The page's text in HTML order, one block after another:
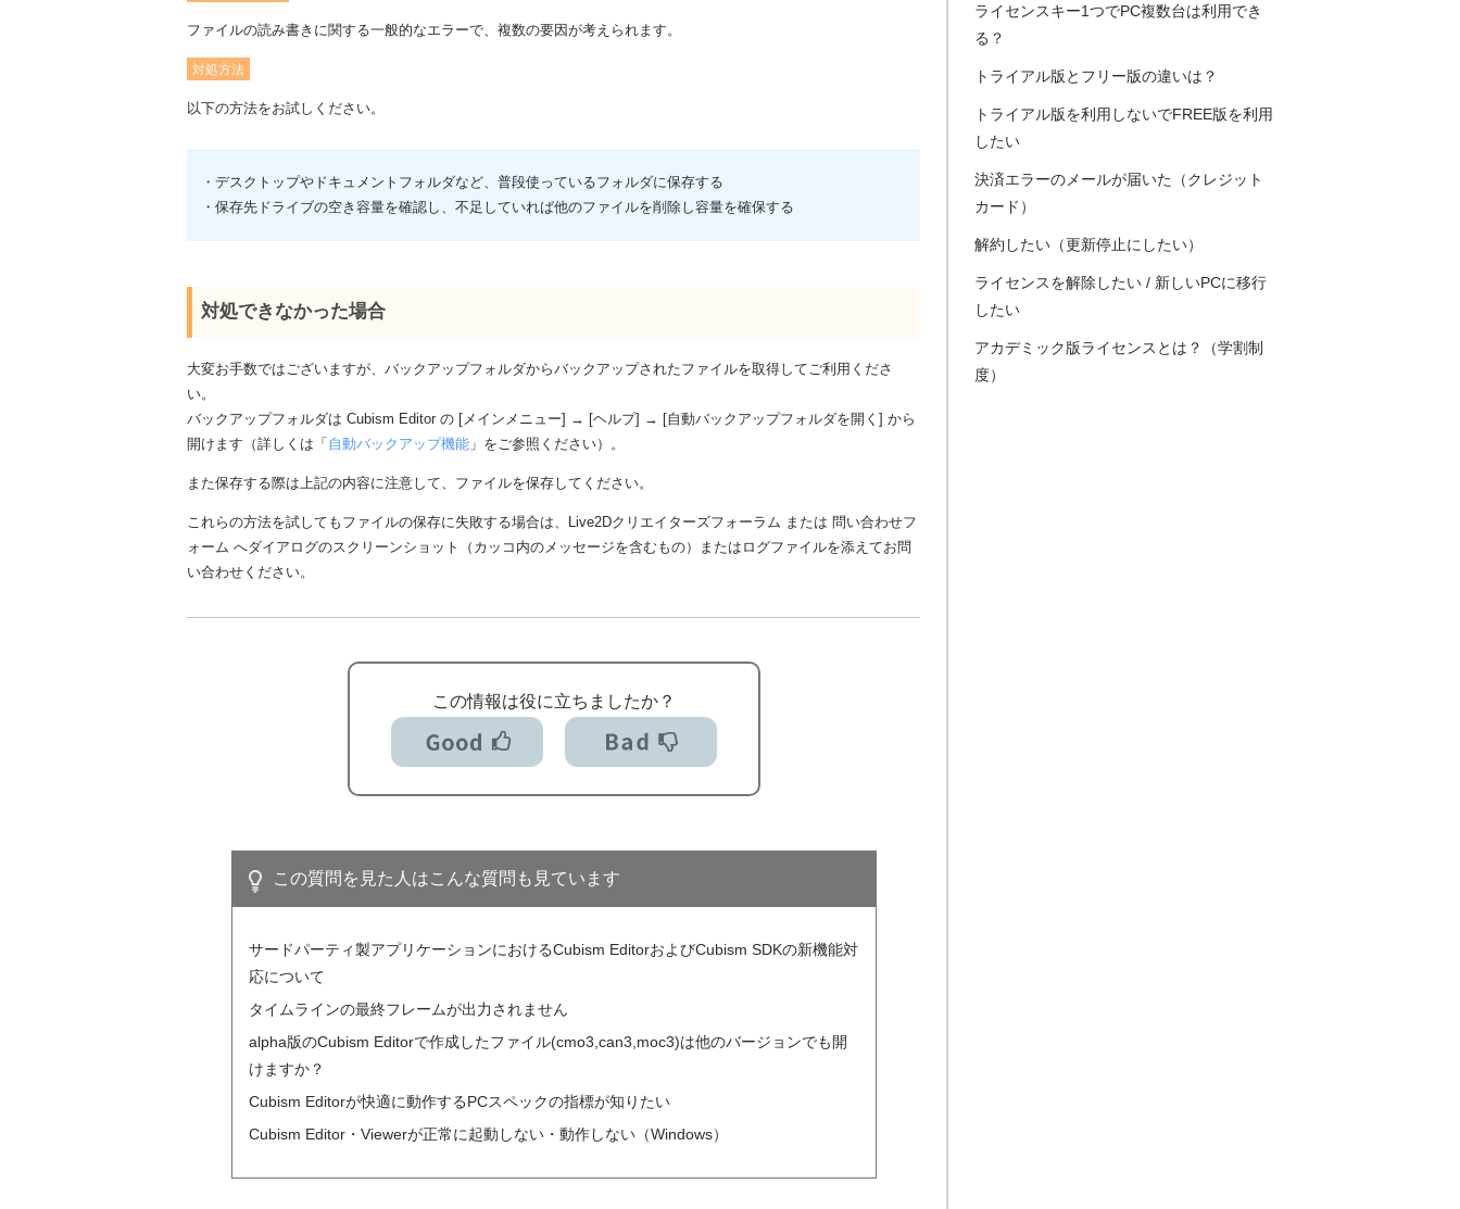
ファイルの読み書きに関する一般的なエラーで、複数の要因が考えられます。
対処方法
以下の方法をお試しください。
・デスクトップやドキュメントフォルダなど、普段使っているフォルダに保存する
・保存先ドライブの空き容量を確認し、不足していれば他のファイルを削除し容量を確保する
対処できなかった場合
大変お手数ではございますが、バックアップフォルダからバックアップされたファイルを取得してご利用くださ
い。
バックアップフォルダは Cubism Editor の [メインメニュー] → [ヘルプ] → [自動バックアップフォルダを開く] から
開けます（詳しくは「自動バックアップ機能 」をご参照ください）。
また保存する際は上記の内容に注意して、ファイルを保存してください。
これらの方法を試してもファイルの保存に失敗する場合は、Live2Dクリエイターズフォーラム または 問い合わせフ
ォーム へダイアログのスクリーンショット（カッコ内のメッセージを含むもの）またはログファイルを添えてお問
い合わせください。
この情報は役に立ちましたか？
この質問を見た人はこんな質問も見ています
サードパーティ製アプリケーションにおけるCubism EditorおよびCubism SDKの新機能対
応について
タイムラインの最終フレームが出力されません
alpha版のCubism Editorで作成したファイル(cmo3,can3,moc3)は他のバージョンでも開
けますか？
Cubism Editorが快適に動作するPCスペックの指標が知りたい
Cubism Editor・Viewerが正常に起動しない・動作しない（Windows）
ライセンスキー1つでPC複数台は利用でき
る？
トライアル版とフリー版の違いは？
トライアル版を利用しないでFREE版を利用
したい
決済エラーのメールが届いた（クレジット
カード）
解約したい（更新停止にしたい）
ライセンスを解除したい / 新しいPCに移行
したい
アカデミック版ライセンスとは？（学割制
度）